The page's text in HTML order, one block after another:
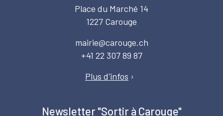
Place du Marché 14
1227 Carouge
mairie@carouge.ch
+41 22 307 89 87
Plus d'infos ›
Newsletter "Sortir à Carouge"